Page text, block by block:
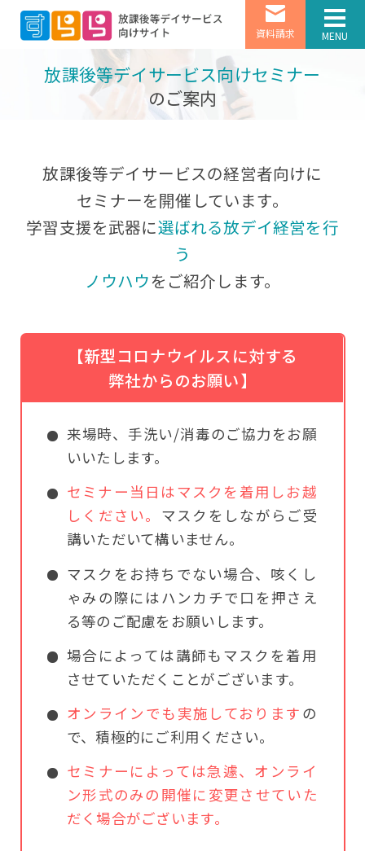
資料請求 MENU
放課後等デイサービス向けセミナー
のご案内
放課後等デイサービスの経営者向けに
セミナーを開催しています。
学習支援を武器に選ばれる放デイ経営を行
う
ノウハウをご紹介します。
【新型コロナウイルスに対する
弊社からのお願い】
来場時、手洗い/消毒のご協力をお願
いいたします。
セミナー当日はマスクを着用しお越
しください。 マスクをしながらご受
講いただいて構いません。
マスクをお持ちでない場合、咳くし
ゃみの際にはハンカチで口を押さえ
る等のご配慮をお願いします。
場合によっては講師もマスクを着用
させていただくことがございます。
オンラインでも実施しております の
で、積極的にご利用ください。
セミナーによっては急遽、オンライ
ン形式のみの開催に変更させていた
だく場合がございます。